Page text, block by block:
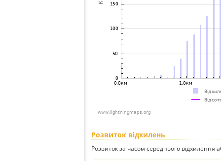
Розвиток відхилень
Розвиток за часом середнього відхилення